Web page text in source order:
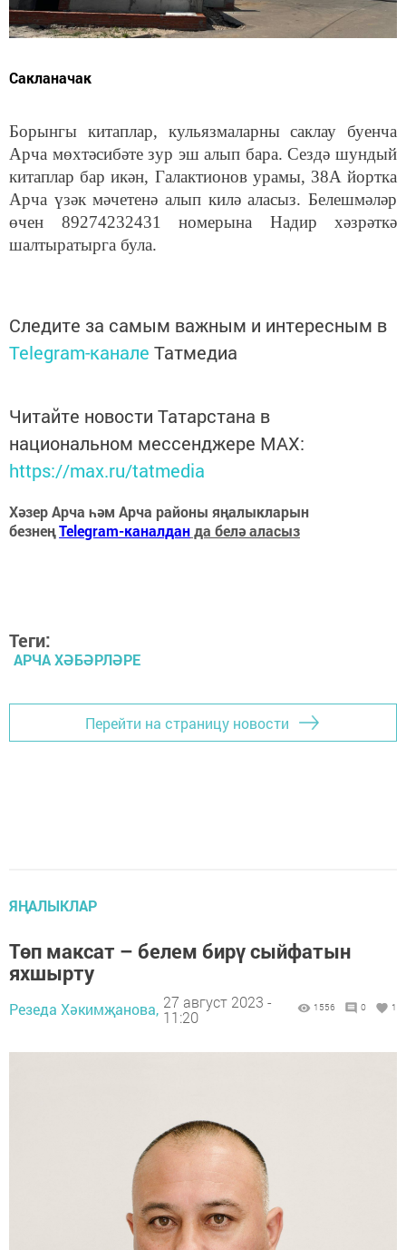
Сакланачак
Борынгы китаплар, кульязмаларны саклау буенча
Арча мөхтәсибәте зур эш алып бара. Сездә шундый
китаплар бар икән, Галактионов урамы, 38А йортка
Арча үзәк мәчетенә алып килә аласыз. Белешмәләр
өчен 89274232431 номерына Надир хәзрәткә
шалтыратырга була.
Следите за самым важным и интересным в
Telegram-канале Татмедиа
Читайте новости Татарстана в
национальном мессенджере MАХ:
https://max.ru/tatmedia
Хәзер Арча һәм Арча районы яңалыкларын
безнеңTelegram-каналданда белә аласыз
Теги:
АРЧА ХӘБӘРЛӘРЕ
Перейти на страницу новости
ЯҢАЛЫКЛАР
Төп максат – белем бирү сыйфатын
яхшырту
Резеда Хәкимҗанова, 27 август 2023 -
11:20
1556 0 1